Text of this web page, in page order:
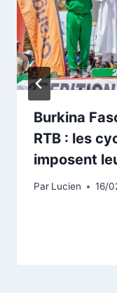
Burkina
RTB : les
imposent
Par Lucien 16/